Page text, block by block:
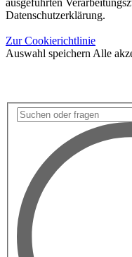
Datenschutzerklärung.
Zur Cookierichtlinie
Auswahl speichern Alle